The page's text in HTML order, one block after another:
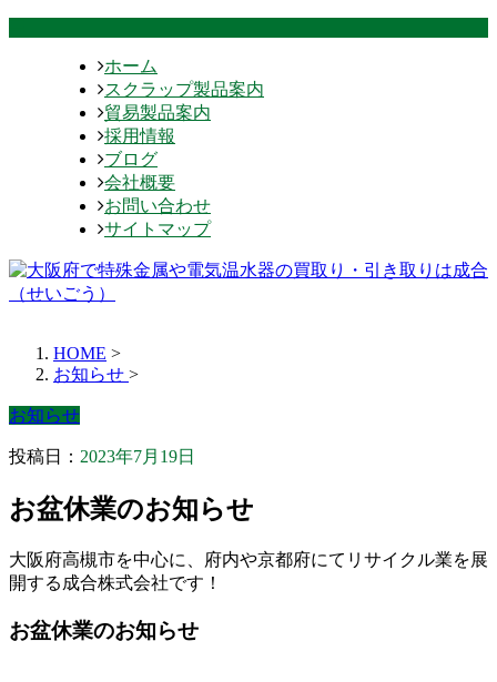
ホーム
スクラップ製品案内
貿易製品案内
採用情報
ブログ
会社概要
お問い合わせ
サイトマップ
HOME >
お知らせ >
お知らせ
投稿日： 2023年7月19日
お盆休業のお知らせ
大阪府高槻市を中心に、府内や京都府にてリサイクル業を展
開する成合株式会社です！
お盆休業のお知らせ